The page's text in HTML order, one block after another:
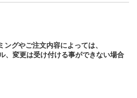
グやご注文内容によっては、
、変更は受け付ける事ができない場合